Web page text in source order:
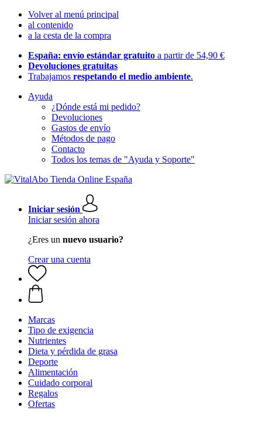
Volver al menú principal
al contenido
a la cesta de la compra
España: envío estándar gratuito a partir de 54,90 €
Devoluciones gratuitas
Trabajamos respetando el medio ambiente.
Ayuda
¿Dónde está mi pedido?
Devoluciones
Gastos de envío
Métodos de pago
Contacto
Todos los temas de "Ayuda y Soporte"
Iniciar sesión
Iniciar sesión ahora
¿Eres un nuevo usuario?
Crear una cuenta
Marcas
Tipo de exigencia
Nutrientes
Dieta y pérdida de grasa
Deporte
Alimentación
Cuidado corporal
Regalos
Ofertas